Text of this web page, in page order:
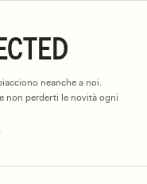
neanche a noi.
non perderti le novità ogni